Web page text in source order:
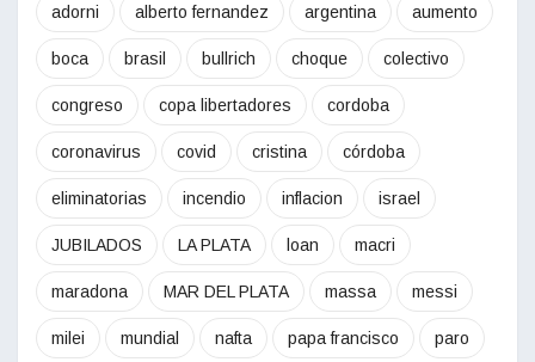
adorni alberto fernandez argentina aumento
boca brasil bullrich choque colectivo
congreso copa libertadores cordoba
coronavirus covid cristina córdoba
eliminatorias incendio inflacion israel
JUBILADOS LA PLATA loan macri
maradona MAR DEL PLATA massa messi
milei mundial nafta papa francisco paro